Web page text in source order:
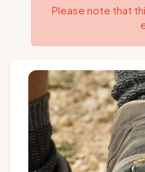
Presse
Groups and tour operators
Please note that